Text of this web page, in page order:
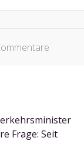
Frage: Seit